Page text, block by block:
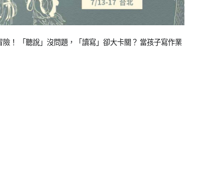
！ 「聽說」沒問題，「讀寫」卻大卡關？ 當孩子寫作業